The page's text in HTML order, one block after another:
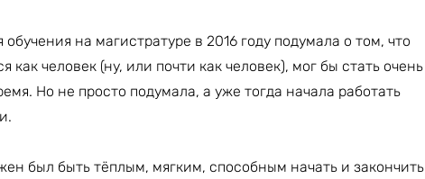
на магистратуре в 2016 году подумала о том, что
человек (ну, или почти как человек), мог бы стать очень
Но не просто подумала, а уже тогда начала работать
был быть тёплым, мягким, способным начать и закончить